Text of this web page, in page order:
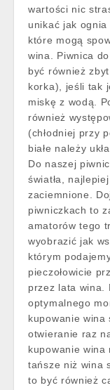
wartości nic
unikać jak ognia
które mogą
wina. Piwnica
być również
korka), jeśli tak
miskę z wodą.
również
(chłodniej przy
białe należy
Do naszej
światła,
zaciemnione.
piwniczkach to
amatorów tego
wyobrazić jak
którym
pieczołowicie
przez lata wina.
optymalnego
kupowanie
otwieranie raz
kupowanie wina
tańsze niż wina
to być również